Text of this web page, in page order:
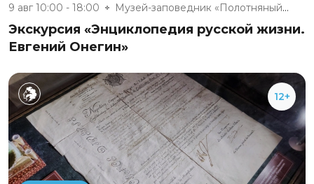
9 авг 10:00 - 18:00 Музей-заповедник «Полотняный З...
Экскурсия «Энциклопедия русской жизни.
Евгений Онегин»
12+